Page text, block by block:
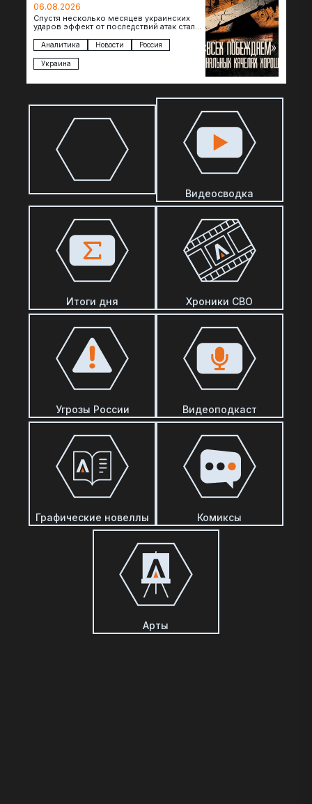
06.08.2026
Спустя несколько месяцев украинских
ударов эффект от последствий атак стал
коллапса розничной торговли не…
Аналитика Новости Россия
Украина
Видеосводка
Итоги дня Хроники СВО
Угрозы России Видеоподкаст
Графические новеллы Комиксы
Арты